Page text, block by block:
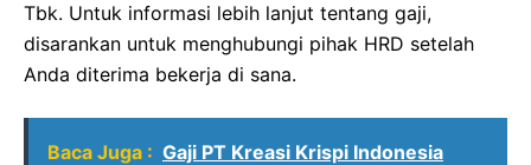
Tbk. Untuk informasi lebih lanjut tentang gaji,
disarankan untuk menghubungi pihak HRD setelah
Anda diterima bekerja di sana.
Baca Juga : Gaji PT Kreasi Krispi Indonesia